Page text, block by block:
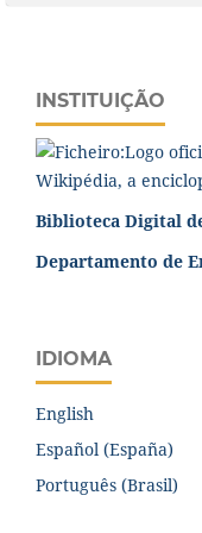
INSTITUIÇÃO
Biblioteca Digital
Departamento de
IDIOMA
English
Español (España)
Português (Brasil)